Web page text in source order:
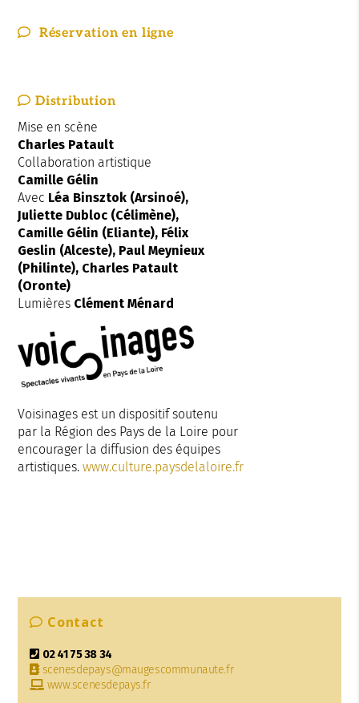
Réservation en ligne
Distribution
Mise en scène
Charles Patault
Collaboration artistique
Camille Gélin
Avec Léa Binsztok (Arsinoé),
Juliette Dubloc (Célimène),
Camille Gélin (Eliante), Félix
Geslin (Alceste), Paul Meynieux
(Philinte), Charles Patault
(Oronte)
Lumières Clément Ménard
Voisinages est un dispositif soutenu
par la Région des Pays de la Loire pour
encourager la diffusion des équipes
artistiques.www.culture.paysdelaloire.fr
Contact
02 41 75 38 34
scenesdepays@maugescommunaute.fr
www.scenesdepays.fr